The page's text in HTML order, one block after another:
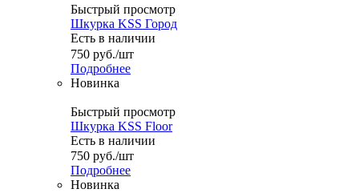
Быстрый просмотр
Шкурка KSS Город
Есть в наличии
750 руб./шт
Подробнее
Новинка
Быстрый просмотр
Шкурка KSS Floor
Есть в наличии
750 руб./шт
Подробнее
Новинка